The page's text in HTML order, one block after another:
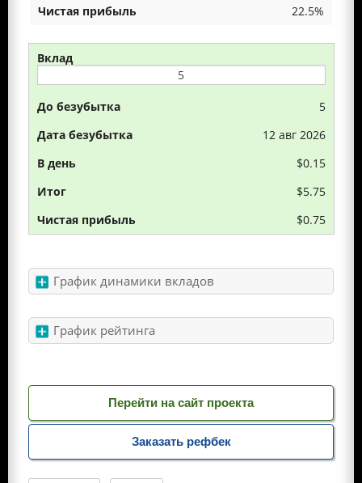
22.5%
5
12 авг 2026
$0.15
$5.75
$0.75
График динамики вкладов
График рейтинга
Перейти на сайт проекта
Заказать рефбек